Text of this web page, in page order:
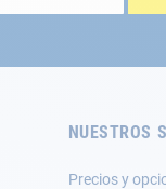
NUESTROS
Precios y